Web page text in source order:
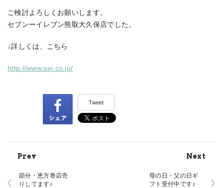
ご検討よろしくお願いします。
セブンーイレブン熊取大久保店でした。
↓詳しくは、こちら
http://www.sej.co.jp/
Tweet
母の日・父の日ギ
フト受付中です♪
Next
節分・恵方巻店売
りしてます♪
Prev